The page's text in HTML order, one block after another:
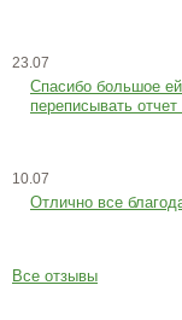
23.07
Cпасибо большое
переписывать
10.07
Отлично все
Все отзывы